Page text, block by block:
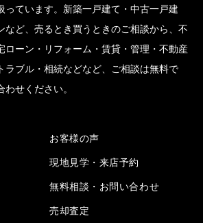
っています。新築一戸建て・中古一戸建
など、売るとき買うときのご相談から、不
ローン・リフォーム・賃貸・管理・不動産
ラブル・相続などなど、ご相談は無料で
せください。
お客様の声
現地見学・来店予約
無料相談・お問い合わせ
売却査定